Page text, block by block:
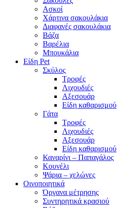
Ασκοί
Χάρτινα σακουλάκια
Διαφανές σακουλάκια
Βάζα
Βαρέλια
Μπουκάλια
Είδη Pet
Σκύλος
Τροφές
Λιχουδιές
Αξεσουάρ
Είδη καθαρισμού
Γάτα
Τροφές
Λιχουδιές
Αξεσουάρ
Είδη καθαρισμού
Καναρίνι – Παπαγάλος
Κουνέλι
Ψάρια – χελώνες
Οινοποιητικά
Όργανα μέτρησης
Συντηρητικά κρασιού